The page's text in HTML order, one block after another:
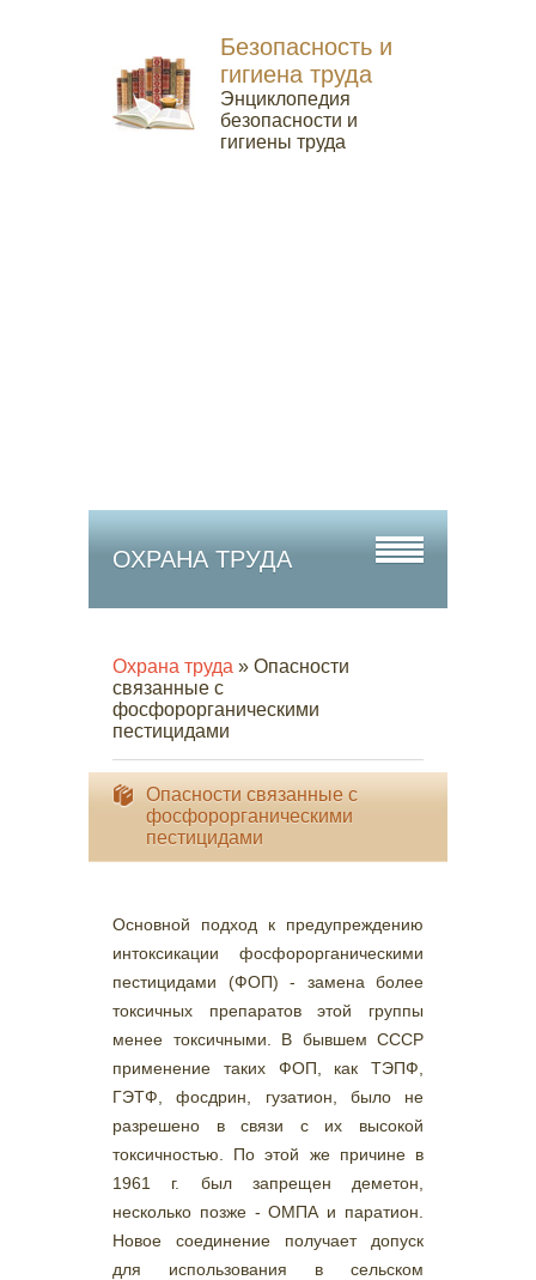
Безопасность и
гигиена труда
Энциклопедия
безопасности и
гигиены труда
ОХРАНА ТРУДА
Охрана труда » Опасности
связанные с
фосфорорганическими
пестицидами
Опасности связанные с
фосфорорганическими
пестицидами
Основной подход к предупреждению
интоксикации фосфорорганическими
пестицидами (ФОП) - замена более
токсичных препаратов этой группы
менее токсичными. В бывшем СССР
применение таких ФОП, как ТЭПФ,
ГЭТФ, фосдрин, гузатион, было не
разрешено в связи с их высокой
токсичностью. По этой же причине в
1961 г. был запрещен деметон,
несколько позже - ОМПА и паратион.
Новое соединение получает допуск
для использования в сельском